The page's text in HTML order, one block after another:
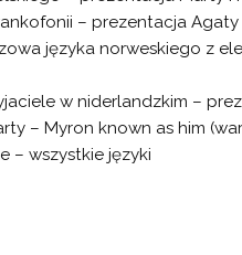
– prezentacja Agaty
języka norweskiego z
w niderlandzkim –
– Myron known as him
– wszystkie języki